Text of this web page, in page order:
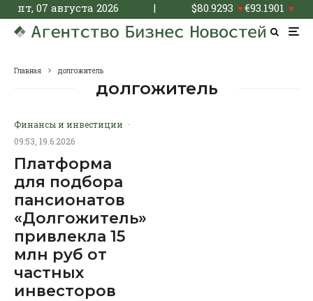
пт, 07 августа 2026 | $80.9293 ▼€93.1901 ▼
Главная долгожитель
долгожитель
Финансы и инвестиции ·
09:53, 19.6.2026
Платформа
для подбора
пансионатов
«Долгожитель»
привлекла 15
млн руб от
частных
инвесторов